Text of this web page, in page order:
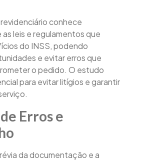
conhece
leis e regulamentos que
do INSS, podendo
e evitar erros que
o pedido. O estudo
para evitar litígios e garantir
Erros e
da documentação e a